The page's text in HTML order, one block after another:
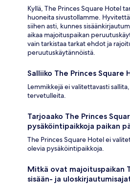
Kyllä, The Princes Square Hotel
huoneita sivustollamme.
siihen asti, kunnes
aikaa majoituspaikan
vain tarkistaa tarkat ehdot ja
peruutuskäytännöistä.
Salliiko The Princes Square
Lemmikkejä ei valitettavasti
tervetulleita.
Tarjoaako The Princes
pysäköintipaikkoja paikan
The Princes Square Hotel ei
olevia pysäköintipaikkoja.
Mitkä ovat majoituspaikan
sisään- ja